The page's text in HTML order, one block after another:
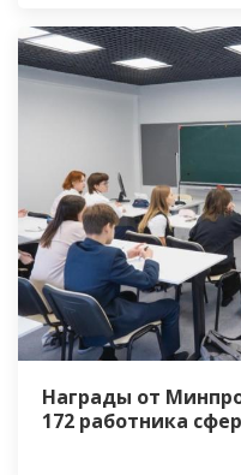
Награды от
172 работника